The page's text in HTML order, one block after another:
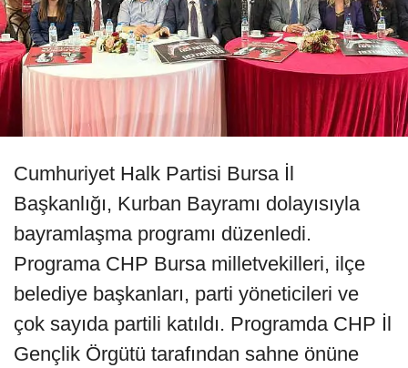
Cumhuriyet Halk Partisi Bursa İl
Başkanlığı, Kurban Bayramı dolayısıyla
bayramlaşma programı düzenledi.
Programa CHP Bursa milletvekilleri, ilçe
belediye başkanları, parti yöneticileri ve
çok sayıda partili katıldı. Programda CHP İl
Gençlik Örgütü tarafından sahne önüne